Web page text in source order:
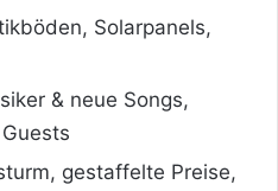
Solarpanels,
& neue Songs,
gestaffelte Preise,